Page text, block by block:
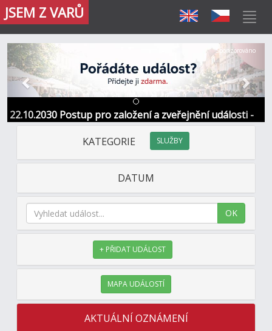
JSEM Z VARŮ
22.10.2030 Postup pro založení a zveřejnění události -
Informace / kontakt
Předchozí Další
Sponzorováno
KATEGORIE SLUŽBY
DATUM
OK
+ PŘIDAT UDÁLOST
MAPA UDÁLOSTÍ
AKTUÁLNÍ OZNÁMENÍ